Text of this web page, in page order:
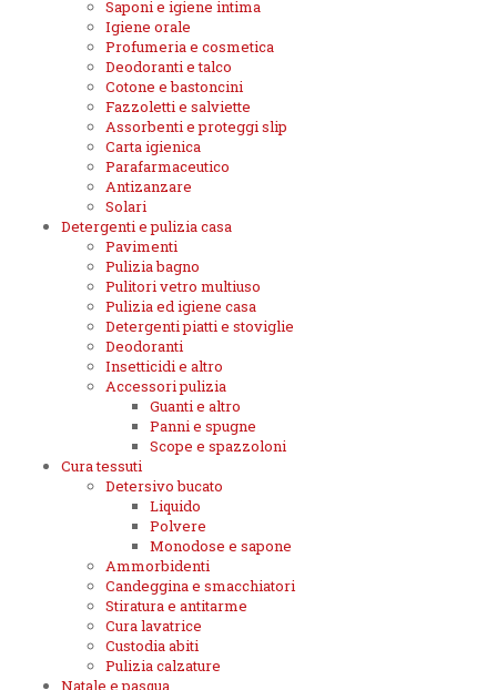
Saponi e igiene intima
Igiene orale
Profumeria e cosmetica
Deodoranti e talco
Cotone e bastoncini
Fazzoletti e salviette
Assorbenti e proteggi slip
Carta igienica
Parafarmaceutico
Antizanzare
Solari
Detergenti e pulizia casa
Pavimenti
Pulizia bagno
Pulitori vetro multiuso
Pulizia ed igiene casa
Detergenti piatti e stoviglie
Deodoranti
Insetticidi e altro
Accessori pulizia
Guanti e altro
Panni e spugne
Scope e spazzoloni
Cura tessuti
Detersivo bucato
Liquido
Polvere
Monodose e sapone
Ammorbidenti
Candeggina e smacchiatori
Stiratura e antitarme
Cura lavatrice
Custodia abiti
Pulizia calzature
Natale e pasqua